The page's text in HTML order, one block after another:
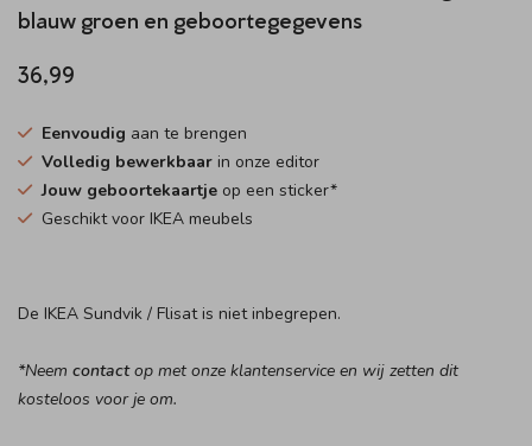
blauw groen en geboortegegevens
36,99
Eenvoudig aan te brengen
Volledig bewerkbaar in onze editor
Jouw geboortekaartje op een sticker*
Geschikt voor IKEA meubels
De IKEA Sundvik / Flisat is niet inbegrepen.
*Neem contactop met onze klantenservice en wij zetten dit
kosteloos voor je om.